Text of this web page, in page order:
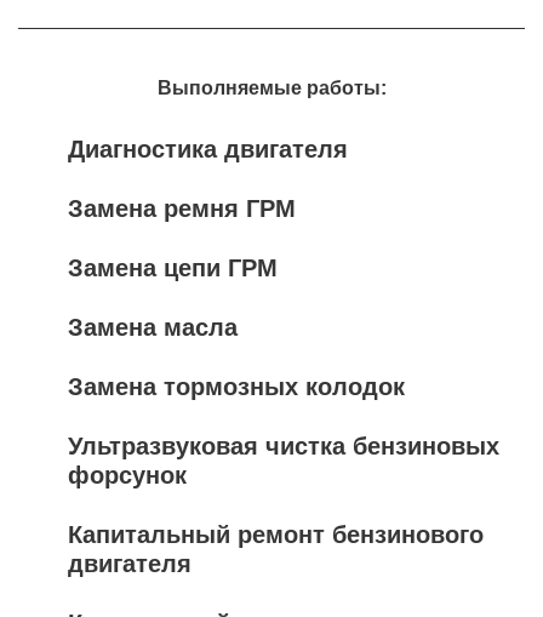
Выполняемые работы:
Диагностика двигателя
Замена ремня ГРМ
Замена цепи ГРМ
Замена масла
Замена тормозных колодок
Ультразвуковая чистка бензиновых
форсунок
Капитальный ремонт бензинового
двигателя